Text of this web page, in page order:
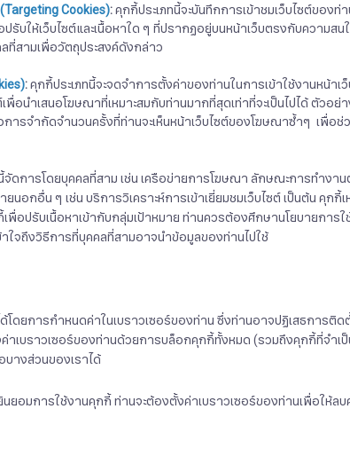
(Targeting Cookies):คุกกี้ประเภทนี้จะบันทึกการเข้าชมเว็บไซต์ของท่
ปรับให้เว็บไซต์และเนื้อหาใด ๆ ที่ปรากฏอยู่บนหน้าเว็บตรงกับความ
ที่สามเพื่อวัตถุประสงค์ดังกล่าว
:คุกกี้ประเภทนี้จะจดจำการตั้งค่าของท่านในการเข้าใช้งานหน้าเว็
อนำเสนอโฆษณาที่เหมาะสมกับท่านมากที่สุดเท่าที่จะเป็นไปได้ ตัวอย่
รจำกัดจำนวนครั้งที่ท่านจะเห็นหน้าเว็บไซต์ของโฆษณาซ้ำๆ เพื่อช่
จัดการโดยบุคคลที่สาม เช่น เครือข่ายการโฆษณา ลักษณะการทำงา
ยนอกอื่น ๆ เช่น บริการวิเคราะห์การเข้าเยี่ยมชมเว็บไซต์ เป็นต้น คุกกี้
อปรับเนื้อหาเข้ากับกลุ่มเป้าหมาย ท่านควรต้องศึกษานโยบายการใ
ใจถึงวิธีการที่บุคคลที่สามอาจนำข้อมูลของท่านไปใช้
ดยการกำหนดค่าในเบราวเซอร์ของท่าน ซึ่งท่านอาจปฏิเสธการติ
าเบราวเซอร์ของท่านด้วยการบล็อกคุกกี้ทั้งหมด (รวมถึงคุกกี้ที่จำเ
บางส่วนของเราได้
ยอมการใช้งานคุกกี้ ท่านจะต้องตั้งค่าเบราวเซอร์ของท่านเพื่อให้ล